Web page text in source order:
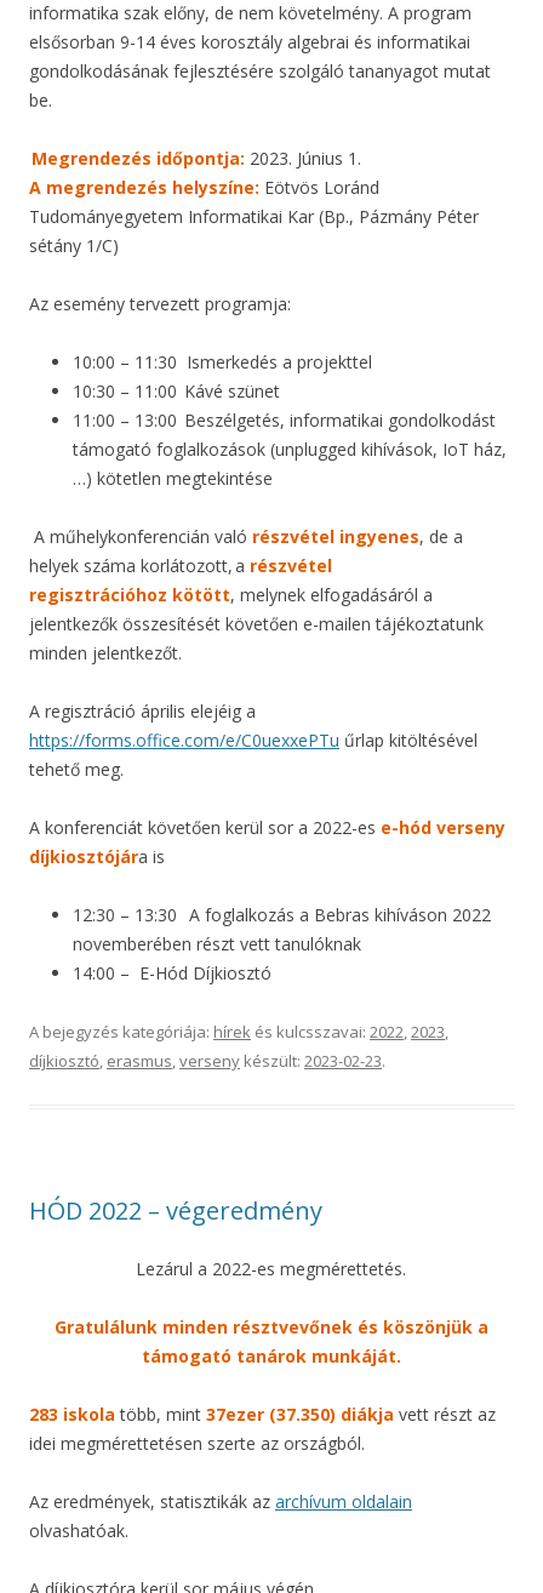
informatika szak előny, de nem követelmény. A program
elsősorban 9-14 éves korosztály algebrai és informatikai
gondolkodásának fejlesztésére szolgáló tananyagot mutat
be.
Megrendezés időpontja: 2023. Június 1.
A megrendezés helyszíne: Eötvös Loránd
Tudományegyetem Informatikai Kar (Bp., Pázmány Péter
sétány 1/C)
Az esemény tervezett programja:
10:00 – 11:30 Ismerkedés a projekttel
10:30 – 11:00 Kávé szünet
11:00 – 13:00 Beszélgetés, informatikai gondolkodást
támogató foglalkozások (unplugged kihívások, IoT ház,
…) kötetlen megtekintése
A műhelykonferencián való részvétel ingyenes, de a
helyek száma korlátozott, a részvétel
regisztrációhoz kötött, melynek elfogadásáról a
jelentkezők összesítését követően e-mailen tájékoztatunk
minden jelentkezőt.
A regisztráció április elejéig a
https://forms.office.com/e/C0uexxePTu űrlap kitöltésével
tehető meg.
A konferenciát követően kerül sor a 2022-es e-hód verseny
díjkiosztójára is
12:30 – 13:30 A foglalkozás a Bebras kihíváson 2022
novemberében részt vett tanulóknak
14:00 – E-Hód Díjkiosztó
A bejegyzés kategóriája: hírek és kulcsszavai: 2022,2023,
díjkiosztó, erasmus,verseny készült: 2023-02-23.
HÓD 2022 – végeredmény
Lezárul a 2022-es megmérettetés.
Gratulálunk minden résztvevőnek és köszönjük a
támogató tanárok munkáját.
283 iskola több, mint 37ezer (37.350) diákja vett részt az
idei megmérettetésen szerte az országból.
Az eredmények, statisztikák az archívum oldalain
olvashatóak.